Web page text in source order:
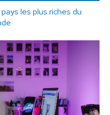
les plus riches du